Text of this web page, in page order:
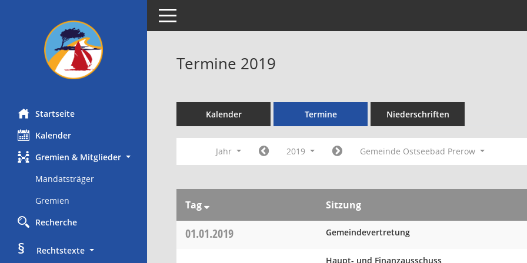
Startseite
Kalender
Gremien & Mitglieder
Mandatsträger
Gremien
Recherche
§
     Rechtstexte
Toggle navigation
Termine 2019
Kalender Termine Niederschriften
Jahr 2019 Gemeinde Ostseebad Prerow
Tag Sitzung
01.01.2019 Gemeindevertretung
Haupt- und Finanzausschuss